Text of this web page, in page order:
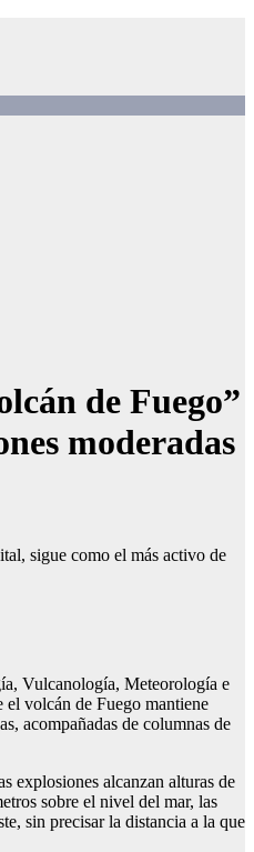
de Fuego”
moderadas
sigue como el más activo de
Vulcanología, Meteorología e
volcán de Fuego mantiene
acompañadas de columnas de
explosiones alcanzan alturas de
sobre el nivel del mar, las
sin precisar la distancia a la que